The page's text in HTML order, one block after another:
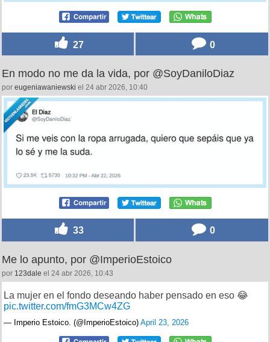
27 0
En modo no me da la vida, por @SoyDaniloDiaz
por eugeniawaniewski el 24 abr 2026, 10:40
33 0
Me lo apunto, por @ImperioEstoico
por 123dale el 24 abr 2026, 10:43
La mujer en el fondo deseando haber pensado en eso 😂
pic.twitter.com/fmG3MCw4ZG
— Imperio Estoico. (@ImperioEstoico) April 23, 2026